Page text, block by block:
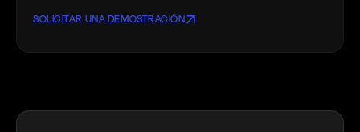
SOLICITAR UNA DEMOSTRACIÓN